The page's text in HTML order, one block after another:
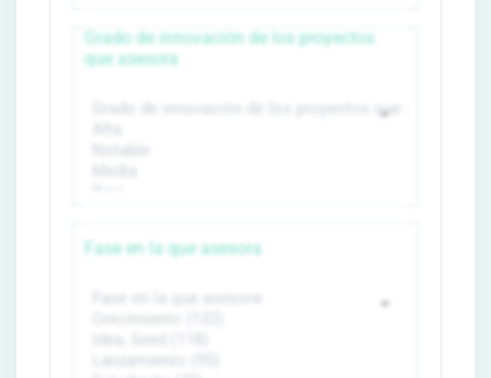
Grado de innovación de los proyectos
que asesora
Fase en la que asesora